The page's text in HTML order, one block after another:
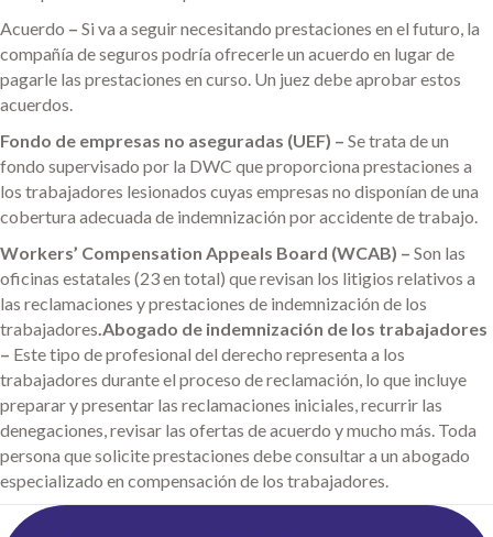
Acuerdo – Si va a seguir necesitando prestaciones en el futuro, la
compañía de seguros podría ofrecerle un acuerdo en lugar de
pagarle las prestaciones en curso. Un juez debe aprobar estos
acuerdos.
Fondo de empresas no aseguradas (UEF) – Se trata de un
fondo supervisado por la DWC que proporciona prestaciones a
los trabajadores lesionados cuyas empresas no disponían de una
cobertura adecuada de indemnización por accidente de trabajo.
Workers’ Compensation Appeals Board (WCAB) – Son las
oficinas estatales (23 en total) que revisan los litigios relativos a
las reclamaciones y prestaciones de indemnización de los
trabajadores.Abogado de indemnización de los trabajadores
– Este tipo de profesional del derecho representa a los
trabajadores durante el proceso de reclamación, lo que incluye
preparar y presentar las reclamaciones iniciales, recurrir las
denegaciones, revisar las ofertas de acuerdo y mucho más. Toda
persona que solicite prestaciones debe consultar a un abogado
especializado en compensación de los trabajadores.